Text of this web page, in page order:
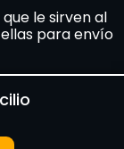
le sirven al
para envío